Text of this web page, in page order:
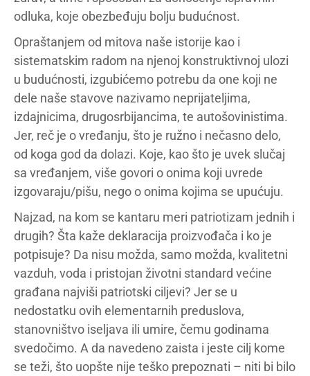
odluka, koje obezbeđuju bolju budućnost.
Opraštanjem od mitova naše istorije kao i
sistematskim radom na njenoj konstruktivnoj ulozi
u budućnosti, izgubićemo potrebu da one koji ne
dele naše stavove nazivamo neprijateljima,
izdajnicima, drugosrbijancima, te autošovinistima.
Jer, reč je o vređanju, što je ružno i nečasno delo,
od koga god da dolazi. Koje, kao što je uvek slučaj
sa vređanjem, više govori o onima koji uvrede
izgovaraju/pišu, nego o onima kojima se upućuju.
Najzad, na kom se kantaru meri patriotizam jednih i
drugih? Šta kaže deklaracija proizvođača i ko je
potpisuje? Da nisu možda, samo možda, kvalitetni
vazduh, voda i pristojan životni standard većine
građana najviši patriotski ciljevi? Jer se u
nedostatku ovih elementarnih preduslova,
stanovništvo iseljava ili umire, čemu godinama
svedočimo. A da navedeno zaista i jeste cilj kome
se teži, što uopšte nije teško prepoznati – niti bi bilo